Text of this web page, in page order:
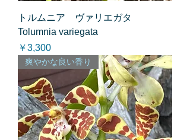
トルムニア ヴァリエガタ
Tolumnia variegata
価格
￥3,300
爽やかな良い香り